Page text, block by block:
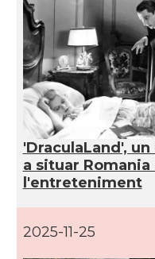
'DraculaLand',
a situar
l'entreteniment
2025-11-25